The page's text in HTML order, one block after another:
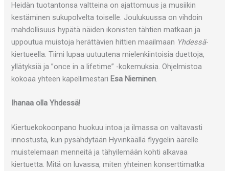
Heidän tuotantonsa valtteina on ajattomuus ja musiikin
kestäminen sukupolvelta toiselle. Joulukuussa on vihdoin
mahdollisuus hypätä näiden ikonisten tähtien matkaan ja
uppoutua muistoja herättävien hittien maailmaan Yhdessä-
kiertueella. Tiimi lupaa uutuutena mielenkiintoisia duettoja,
yllätyksiä ja ”once in a lifetime” -kokemuksia. Ohjelmistoa
kokoaa yhteen kapellimestari Esa Nieminen.
Ihanaa olla Yhdessä!
Kiertuekokoonpano huokuu intoa ja ilmassa on valtavasti
innostusta, kun pysähdytään Hyvinkäällä flyygelin äärelle
muistelemaan menneitä ja tähyilemään kohti alkavaa
kiertuetta. Mitä on luvassa, miten yhteinen konserttimatka